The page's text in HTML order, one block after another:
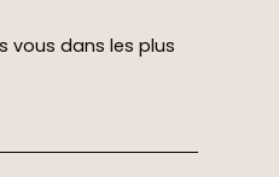
vous dans les plus